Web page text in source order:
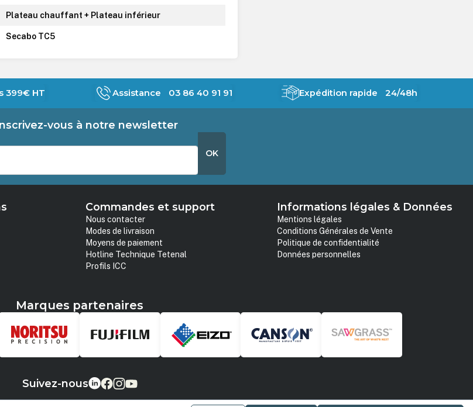
Plateau chauffant + Plateau inférieur
Secabo TC5
399€ HT Assistance 03 86 40 91 91 Expédition rapide 24/48h
vous à notre newsletter
OK
Commandes et support
Nous contacter
Modes de livraison
Moyens de paiement
Hotline Technique Tetenal
Profils ICC
Informations légales & Données
Mentions légales
Conditions Générales de Vente
Politique de confidentialité
Données personnelles
Marques partenaires
Suivez-nous